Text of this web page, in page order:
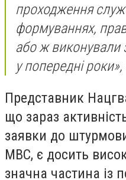
проходження
формуваннях,
або ж
у попередні
Представник
що зараз
заявки до
МВС, є досить
значна частина із